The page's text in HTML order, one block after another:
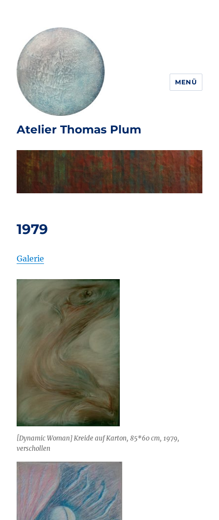
Atelier Thomas Plum
MENÜ
1979
Galerie
[Dynamic Woman] Kreide auf Karton, 85*60 cm, 1979,
verschollen